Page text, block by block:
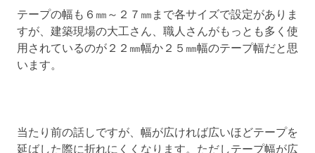
テープの幅も６㎜～２７㎜まで各サイズで設定がありま
すが、建築現場の大工さん、職人さんがもっとも多く使
用されているのが２２㎜幅か２５㎜幅のテープ幅だと思
います。
当たり前の話しですが、幅が広ければ広いほどテープを
延ばした際に折れにくくなります。ただしテープ幅が広